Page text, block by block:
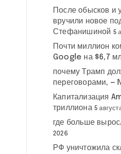
После обысков
вручили новое
Стефанишиной 5
Почти миллион
Google на $6,7
почему Трамп
переговорами, —
Капитализация
триллиона 5
где больше
2026
РФ уничтожила